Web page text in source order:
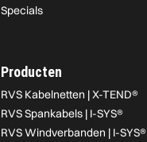
Specials
Producten
RVS Kabelnetten | X-TEND®
RVS Spankabels | I-SYS®
RVS Windverbanden | I-SYS®